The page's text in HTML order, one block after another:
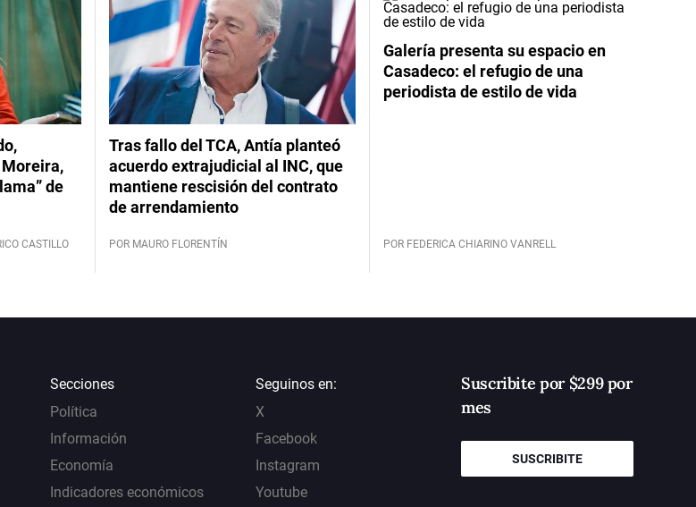
de
CASTILLO
Tras fallo del TCA, Antía planteó
acuerdo extrajudicial al INC, que
mantiene rescisión del contrato
de arrendamiento
POR MAURO FLORENTÍN
Galería presenta su espacio en
Casadeco: el refugio de una
periodista de estilo de vida
POR FEDERICA CHIARINO VANRELL
Secciones
Política
Información
Economía
Indicadores económicos
Seguinos en:
X
Facebook
Instagram
Youtube
Suscribite por $299 por
mes
SUSCRIBITE